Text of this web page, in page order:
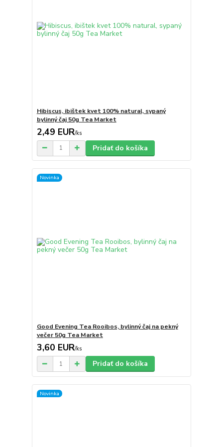
Hibiscus, ibištek kvet 100% natural, sypaný
bylinný čaj 50g Tea Market
2,49 EUR/ks
Pridať do košíka
Novinka
Good Evening Tea Rooibos, bylinný čaj na pekný
večer 50g Tea Market
3,60 EUR/ks
Pridať do košíka
Novinka